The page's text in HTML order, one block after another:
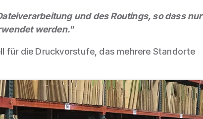
und des Routings, so dass nur
werden."
für die Druckvorstufe, das mehrere Standorte